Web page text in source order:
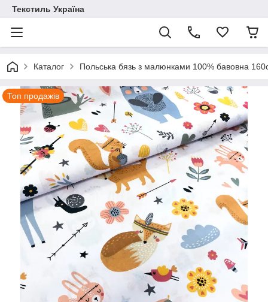
Текстиль Україна
Каталог Польська бязь з малюнками 100% бавовна
Топ продажів